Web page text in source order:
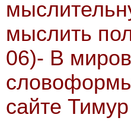
мыслить
06)- В
сайте